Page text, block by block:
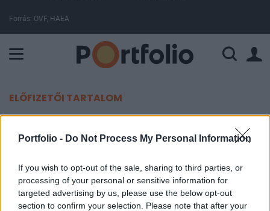
Portfolio - Do Not Process My Personal Information
If you wish to opt-out of the sale, sharing to third parties, or
processing of your personal or sensitive information for
targeted advertising by us, please use the below opt-out
section to confirm your selection. Please note that after your
Forrás: OVF, HAEA
ELŐFIZETŐI TARTALOM
bővítés előtt
2002. október 24. 13:03